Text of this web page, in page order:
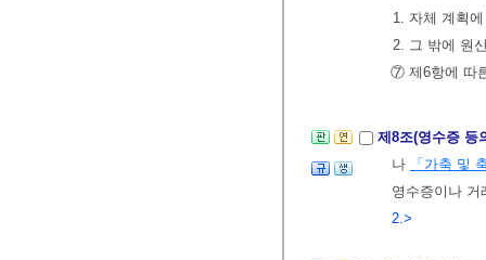
1. 자체 계획
2. 그 밖에 원
⑦ 제6항에 따
제8조(영수증 등
나
「가축 및
영수증이나
2.>